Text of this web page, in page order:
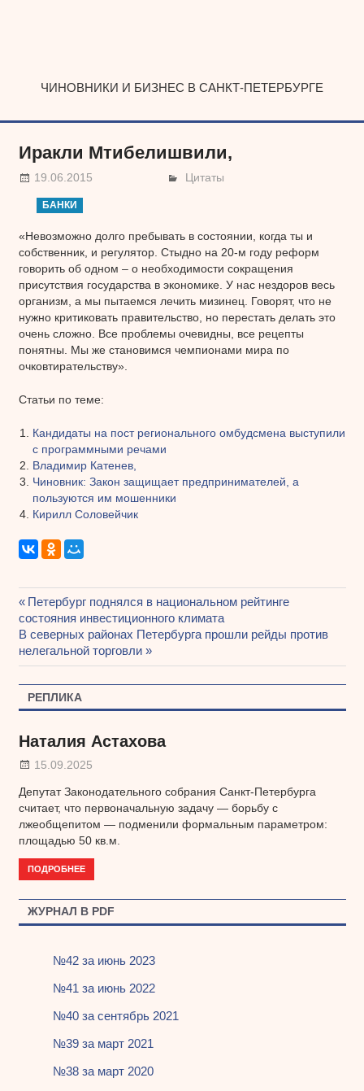
ЧИНОВНИКИ И БИЗНЕС В САНКТ-ПЕТЕРБУРГЕ
Иракли Мтибелишвили,
19.06.2015 Цитаты
БАНКИ
«Невозможно долго пребывать в состоянии, когда ты и
собственник, и регулятор. Стыдно на 20-м году реформ
говорить об одном – о необходимости сокращения
присутствия государства в экономике. У нас нездоров весь
организм, а мы пытаемся лечить мизинец. Говорят, что не
нужно критиковать правительство, но перестать делать это
очень сложно. Все проблемы очевидны, все рецепты
понятны. Мы же становимся чемпионами мира по
очковтирательству».
Статьи по теме:
Кандидаты на пост регионального омбудсмена выступили
с программными речами
Владимир Катенев,
Чиновник: Закон защищает предпринимателей, а
пользуются им мошенники
Кирилл Соловейчик
Навигация
по
записям
Предыдущая
запись:
Петербург поднялся в национальном рейтинге
состояния инвестиционного климата
Следующая
запись:
В северных районах Петербурга прошли рейды против
нелегальной торговли
РЕПЛИКА
Наталия Астахова
15.09.2025
Депутат Законодательного собрания Санкт-Петербурга
считает, что первоначальную задачу — борьбу с
лжеобщепитом — подменили формальным параметром:
площадью 50 кв.м.
ПОДРОБНЕЕ
ЖУРНАЛ В PDF
№42 за июнь 2023
№41 за июнь 2022
№40 за сентябрь 2021
№39 за март 2021
№38 за март 2020